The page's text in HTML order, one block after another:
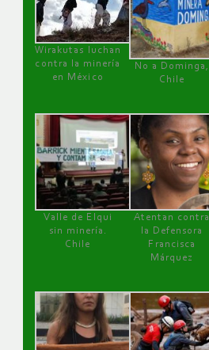
Wirakutas luchan
contra la minería
en México
No a Dominga,
Chile
Valle de Elqui
sin minería.
Chile
Atentan contra
la Defensora
Francisca
Márquez